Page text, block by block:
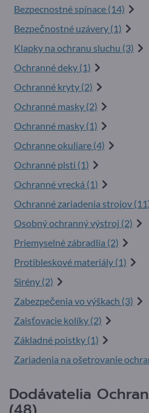
Bezpecnostné spínace (14)
Bezpečnostné uzávery (1)
Klapky na ochranu sluchu (3)
Ochranné deky (1)
Ochranné kryty (2)
Ochranné masky (2)
Ochranné masky (1)
Ochranne okuliare (4)
Ochranné plsti (1)
Ochranné vrecká (1)
Ochranné zariadenia strojov
Osobný ochranný výstroj (2)
Priemyselné zábradlia (2)
Protibleskové materiály (1)
Sirény (2)
Zabezpečenia vo výškach (3)
Zaisťovacie kolíky (2)
Základné poistky (1)
Zariadenia na ošetrovanie
Dodávatelia